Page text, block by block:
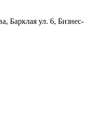
Барклая ул. 6, Бизнес-